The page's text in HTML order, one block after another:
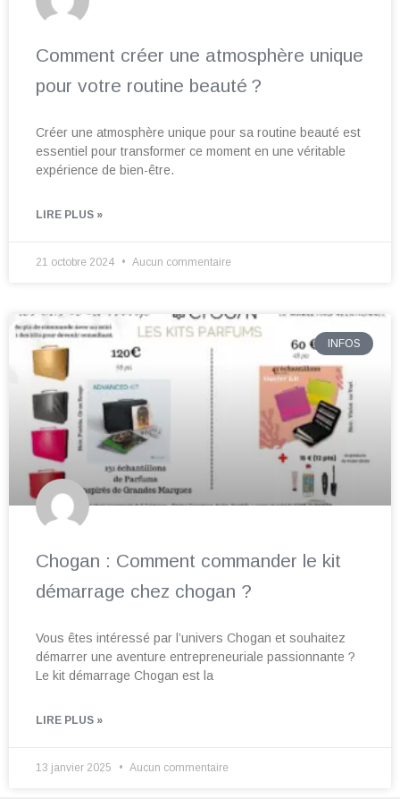
Comment créer une atmosphère unique
pour votre routine beauté ?
Créer une atmosphère unique pour sa routine beauté est
essentiel pour transformer ce moment en une véritable
expérience de bien-être.
LIRE PLUS »
21 octobre 2024 Aucun commentaire
INFOS
Chogan : Comment commander le kit
démarrage chez chogan ?
Vous êtes intéressé par l’univers Chogan et souhaitez
démarrer une aventure entrepreneuriale passionnante ?
Le kit démarrage Chogan est la
LIRE PLUS »
13 janvier 2025 Aucun commentaire